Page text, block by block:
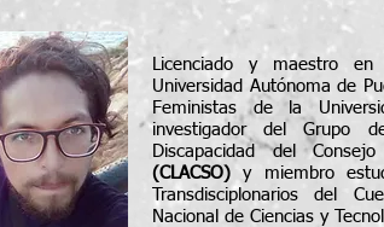
Licenciado y maestro en
Universidad Autónoma de
Feministas de la
investigador del Grupo
Discapacidad del
(CLACSO) y miembro
Transdisciplonarios del
Nacional de Ciencias y